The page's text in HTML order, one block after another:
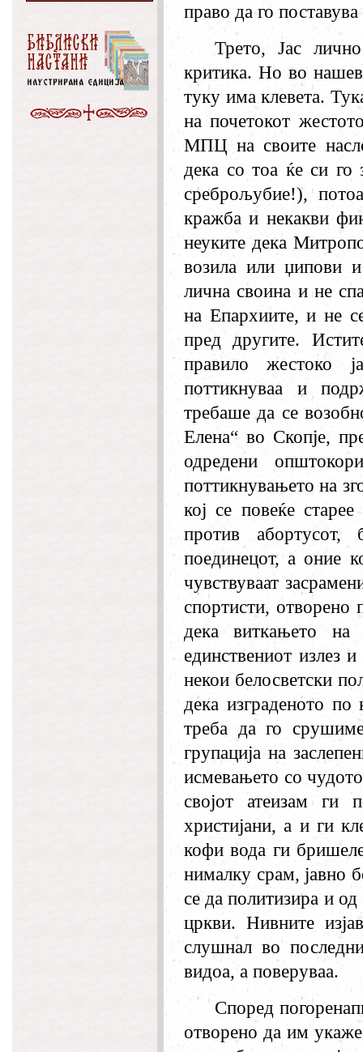
право да го
Трето, Јас
критика. Но во
туку има клевета.
на почетокот
МПЦ на своите
дека со тоа ќе си го
среброљубие!),
кражба и некакви
неуките дека
возила или џипови
лична своина и не
на Епархиите, и не
пред другите.
правило жестоко
поттикнуваа и
требаше да се
Елена“ во Скопје,
одредени
поттикнувањето на
кој се повеќе
против абортусот,
поединецот, а оние
чувствуваат
спортисти, отворено
дека виткањето
единствениот излез
некои белосветски
дека изграденото
треба да го
групација на
исмевањето со
својот атеизам ги
христијани, а и ги
кофи вода ги
нималку срам, јавно
се да политизира и
цркви. Нивните
слушнал во
видоа, а поверуваа.
Според
отворено да им укаже